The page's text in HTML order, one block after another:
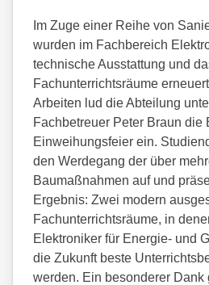
Im Zuge einer Reihe von
wurden im Fachbereich
technische Ausstattung und
Fachunterrichtsräume
Arbeiten lud die Abteilung
Fachbetreuer Peter Braun die
Einweihungsfeier ein.
den Werdegang der über
Baumaßnahmen auf und
Ergebnis: Zwei modern
Fachunterrichtsräume, in
Elektroniker für Energie- und
die Zukunft beste
werden. Ein besonderer Dank